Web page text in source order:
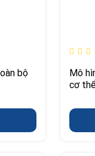
bộ
Mô
cơ